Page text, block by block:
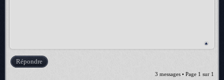
Répondre
3 messages • Page 1 sur 1